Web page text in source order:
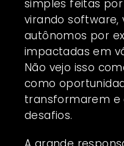
simples feitas
virando software,
autônomos por
impactadas em
Não vejo isso
como
transformarem e
desafios.